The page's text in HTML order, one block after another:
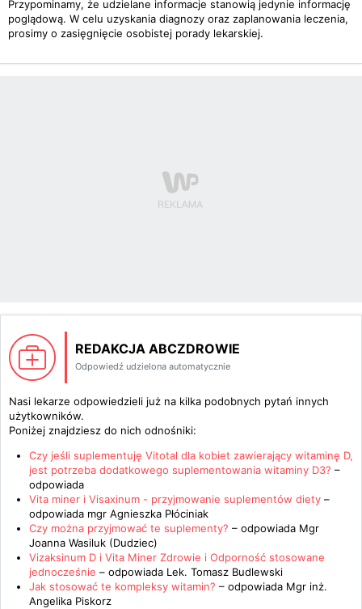
Przypominamy, że udzielane informacje stanowią jedynie informację
poglądową. W celu uzyskania diagnozy oraz zaplanowania leczenia,
prosimy o zasięgnięcie osobistej porady lekarskiej.
REDAKCJA ABCZDROWIE
Odpowiedź udzielona automatycznie
Nasi lekarze odpowiedzieli już na kilka podobnych pytań innych
użytkowników.
Poniżej znajdziesz do nich odnośniki:
Czy jeśli suplementuję Vitotal dla kobiet zawierający witaminę D,
jest potrzeba dodatkowego suplementowania witaminy D3? –
odpowiada
Vita miner i Visaxinum - przyjmowanie suplementów diety –
odpowiada mgr Agnieszka Płóciniak
Czy można przyjmować te suplementy? – odpowiada Mgr
Joanna Wasiluk (Dudziec)
Vizaksinum D i Vita Miner Zdrowie i Odporność stosowane
jednocześnie – odpowiada Lek. Tomasz Budlewski
Jak stosować te kompleksy witamin? – odpowiada Mgr inż.
Angelika Piskorz